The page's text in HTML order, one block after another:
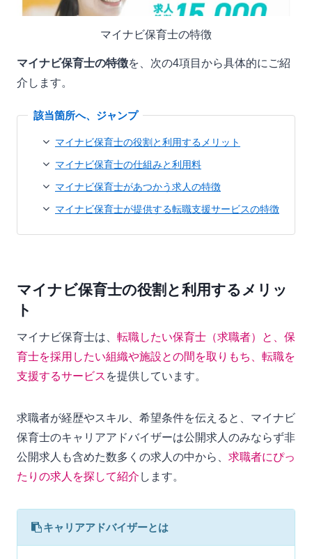
マイナビ保育士の特徴
マイナビ保育士の特徴を、次の4項目から具体的にご紹
介します。
マイナビ保育士の役割と利用するメリット
マイナビ保育士の仕組みと利用料
マイナビ保育士があつかう求人の特徴
マイナビ保育士が提供する転職支援サービスの特徴
マイナビ保育士の役割と利用するメリッ
ト
マイナビ保育士は、 転職したい保育士（求職者）と、保
育士を採用したい組織や施設との間を取りもち、転職を
支援するサービス を提供しています。
求職者が経歴やスキル、希望条件を伝えると、マイナビ
保育士のキャリアアドバイザーは公開求人のみならず非
公開求人も含めた数多くの求人の中から、 求職者にぴっ
たりの求人を探して紹介 します。
キャリアアドバイザーとは